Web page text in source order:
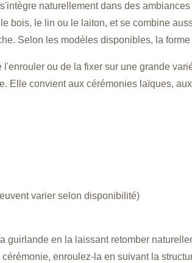
naturellement dans des
bois, le lin ou le laiton, et se combine
Selon les modèles disponibles, la
ou de la fixer sur une grande
Elle convient aux cérémonies laïques,
varier selon disponibilité)
guirlande en la laissant retomber
enroulez-la en suivant la